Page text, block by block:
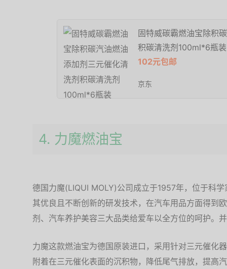
固特威碳霸燃油宝除积
积碳清洗剂100ml*6瓶装
102元包邮
京东
4. 力魔燃油宝
德国力魔(LIQUI MOLY)公司成立于1957年，位于科
其优良且不断创新的研发技术，在汽车用品方面得到
剂、汽车养护美容三大品类给爱车以全方位的呵护。
力魔这款燃油宝为德国原装进口，采用针对三元催化
附着在三元催化表面的沉积物，降低尾气排放，提高